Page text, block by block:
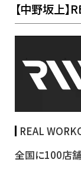
【中野坂上
REAL
全国に100店